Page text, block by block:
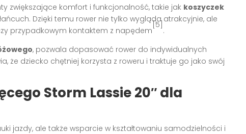
zwiększające komfort i funkcjonalność, takie jak koszyczek
Dzięki temu rower nie tylko wygląda atrakcyjnie, ale
przypadkowym kontaktem z napędem
[5]
.
, pozwala dopasować rower do indywidualnych
że dziecko chętniej korzysta z roweru i traktuje go jako swój
Storm Lassie 20″ dla
jazdy, ale także wsparcie w kształtowaniu samodzielności i